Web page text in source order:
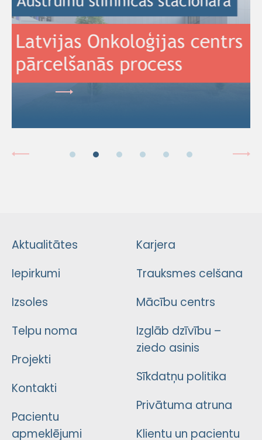
Aktualitātes
Iepirkumi
Izsoles
Telpu noma
Projekti
Kontakti
Pacientu
apmeklējumi
Karjera
Trauksmes celšana
Mācību centrs
Izglāb dzīvību –
ziedo asinis
Sīkdatņu politika
Privātuma atruna
Klientu un pacientu